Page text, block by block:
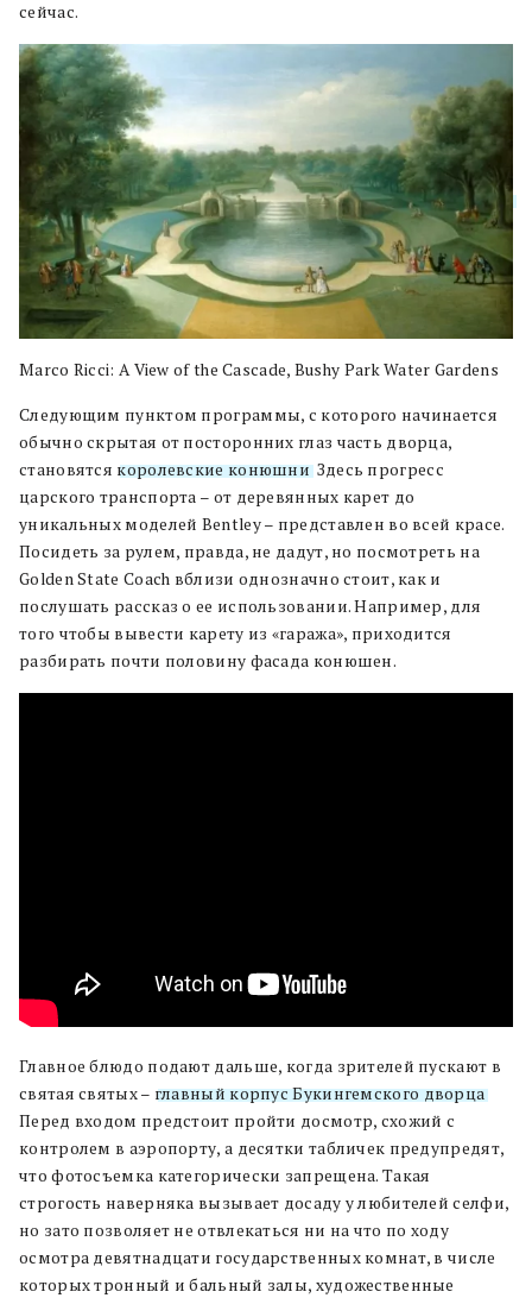
сейчас.
Marco Ricci: A View of the Cascade, Bushy Park Water Gardens
Следующим пунктом программы, с которого начинается
обычно скрытая от посторонних глаз часть дворца,
становятся королевские конюшни. Здесь прогресс
царского транспорта – от деревянных карет до
уникальных моделей Bentley – представлен во всей красе.
Посидеть за рулем, правда, не дадут, но посмотреть на
Golden State Coach вблизи однозначно стоит, как и
послушать рассказ о ее использовании. Например, для
того чтобы вывести карету из «гаража», приходится
разбирать почти половину фасада конюшен.
Главное блюдо подают дальше, когда зрителей пускают в
святая святых – главный корпус Букингемского дворца.
Перед входом предстоит пройти досмотр, схожий с
контролем в аэропорту, а десятки табличек предупредят,
что фотосъемка категорически запрещена. Такая
строгость наверняка вызывает досаду у любителей селфи,
но зато позволяет не отвлекаться ни на что по ходу
осмотра девятнадцати государственных комнат, в числе
которых тронный и бальный залы, художественные